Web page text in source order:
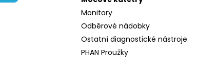
Monitory
Odběrové nádobky
Ostatní diagnostické nástroje
PHAN Proužky